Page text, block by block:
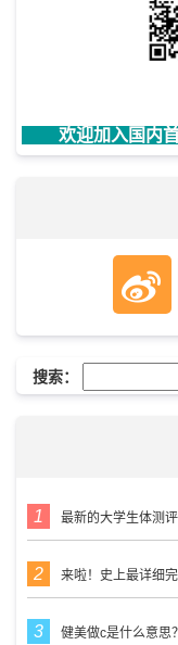
欢迎加入国内
搜索：
最新的大学生体测
来啦！史上最详细
健美做c是什么意思